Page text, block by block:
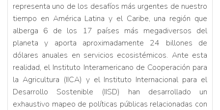
representa uno de los desafíos más urgentes de nuestro
tiempo en América Latina y el Caribe, una región que
alberga 6 de los 17 países más megadiversos del
planeta y aporta aproximadamente 24 billones de
dólares anuales en servicios ecosistémicos. Ante esta
realidad, el Instituto Interamericano de Cooperación para
la Agricultura (IICA) y el Instituto Internacional para el
Desarrollo Sostenible (IISD) han desarrollado un
exhaustivo mapeo de políticas públicas relacionadas con